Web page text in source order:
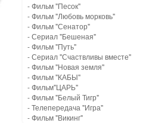
- Фильм "Песок"
- Фильм "Любовь морковь"
- Фильм "Сенатор"
- Сериал "Бешеная"
- Фильм "Путь"
- Сериал "Счаствливы вместе"
- Фильм "Новая земля"
- Фильм "КАБЫ"
- Фильм"ЦАРЬ"
- Фильм "Белый Тигр"
- Телепередача "Игра"
- Фильм "Викинг"